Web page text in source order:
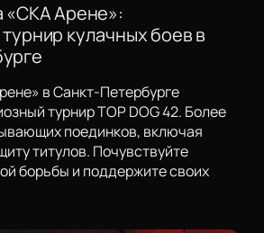
«СКА Арене»:
кулачных боев в
в Санкт-Петербурге
турнир TOP DOG 42. Более
поединков, включая
титулов. Почувствуйте
борьбы и поддержите своих